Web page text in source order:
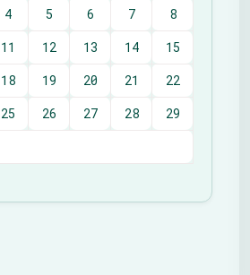
4 5 6 7
8
11 12 13 14
15
18 19 20 21
22
25 26 27 28
29